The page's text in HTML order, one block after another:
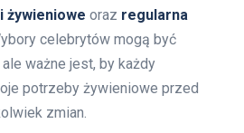
żywieniowe oraz regularna
celebrytów mogą być
ważne jest, by każdy
potrzeby żywieniowe przed
zmian.